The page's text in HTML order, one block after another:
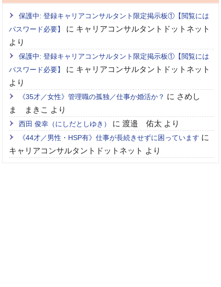
保護中: 登録キャリアコンサルタント限定掲示板①【閲覧には
パスワード必要】
に キャリアコンサルタントドットネット
より
保護中: 登録キャリアコンサルタント限定掲示板①【閲覧には
パスワード必要】
に キャリアコンサルタントドットネット
より
《35才／女性》管理職の孤独／仕事か婚活か？ に さめし
ま まきこ より
西田 俊幸（にしだとしゆき） に渡邉 佑太 より
《44才／男性・HSP有》仕事が長続きせずに困っています に
キャリアコンサルタントドットネット より